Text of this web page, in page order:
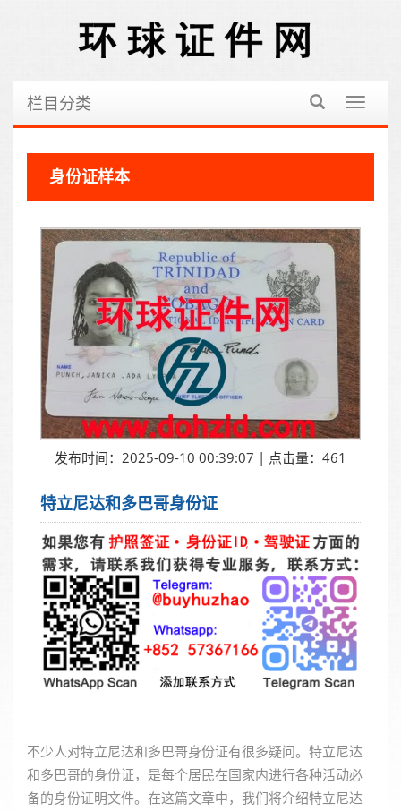
切
航
栏目分类
身份证样本
发布时间：2025-09-10 00:39:07 | 点击量：461
特立尼达和多巴哥身份证
不少人对特立尼达和多巴哥身份证有很多疑问。特立尼达
和多巴哥的身份证，是每个居民在国家内进行各种活动必
备的身份证明文件。在这篇文章中，我们将介绍特立尼达